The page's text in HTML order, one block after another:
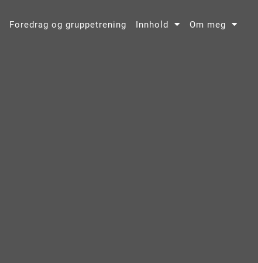
Foredrag og gruppetrening Innhold Om meg